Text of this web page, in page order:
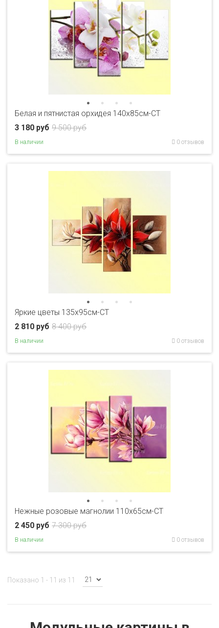
Белая и пятнистая орхидея 140х85см-CT
9 500 руб
3 180 руб
В наличии 0 отзывов
Яркие цветы 135х95см-CT
8 400 руб
2 810 руб
В наличии 0 отзывов
Нежные розовые магнолии 110х65см-CT
7 300 руб
2 450 руб
В наличии 0 отзывов
Показано 1 - 11 из 11